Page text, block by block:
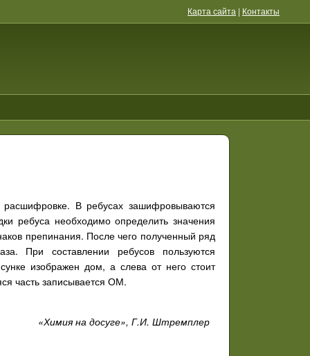
Карта сайта | Контакты
В ребусах зашифровываются
ребуса необходимо определить значения
препинания. После чего полученный ряд
При составлении ребусов пользуются
изображен дом, а слева от него стоит
часть записывается ОМ.
«Химия на досуге», Г.И. Штремплер